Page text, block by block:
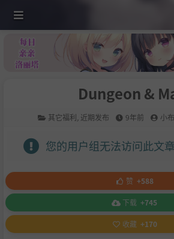
Dungeon &
其它福利 近期发布 9年前 小布
您的用户组无法访问此文章
赞 +588
下载 +745
收藏 +170